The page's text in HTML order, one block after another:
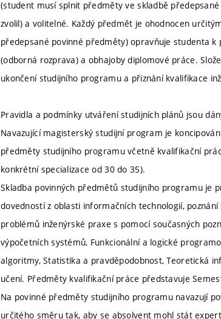
(student musí splnit předměty ve skladbě
zvolil) a volitelné. Každý předmět je ohodnocen
předepsané povinné předměty) opravňuje studenta
(odborná rozprava) a obhajoby diplomové práce.
ukončení studijního programu a přiznání kvalifikace
Pravidla a podmínky utváření studijních plánů jsou
Navazující magisterský studijní program je
předměty studijního programu včetně kvalifikační
konkrétní specializace od 30 do 35).
Skladba povinných předmětů studijního programu je
dovedností z oblasti informačních technologií,
problémů inženýrské praxe s pomocí současných
výpočetních systémů, Funkcionální a logické
algoritmy, Statistika a pravděpodobnost, Teoretická
učení. Předměty kvalifikační práce představuje
Na povinné předměty studijního programu navazují
určitého směru tak, aby se absolvent mohl stát